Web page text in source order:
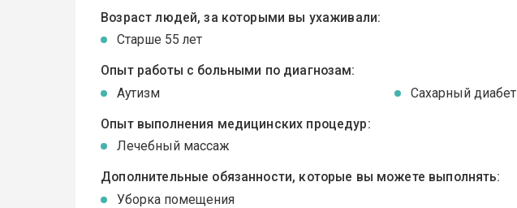
Возраст людей, за которыми вы ухаживали:
Cтарше 55 лет
Опыт работы с больными по диагнозам:
Аутизм
Сахарный диабет
Опыт выполнения медицинских процедур:
Лечебный массаж
Дополнительные обязанности, которые вы можете выполнять:
Уборка помещения